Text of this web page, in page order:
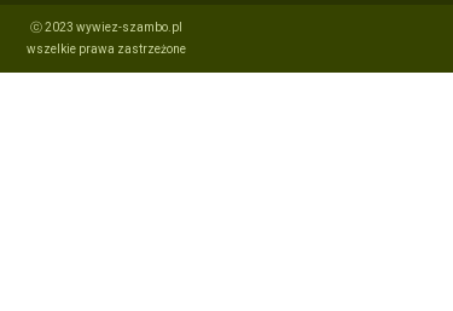
ⓒ 2023 wywiez-szambo.pl
wszelkie prawa zastrzeżone